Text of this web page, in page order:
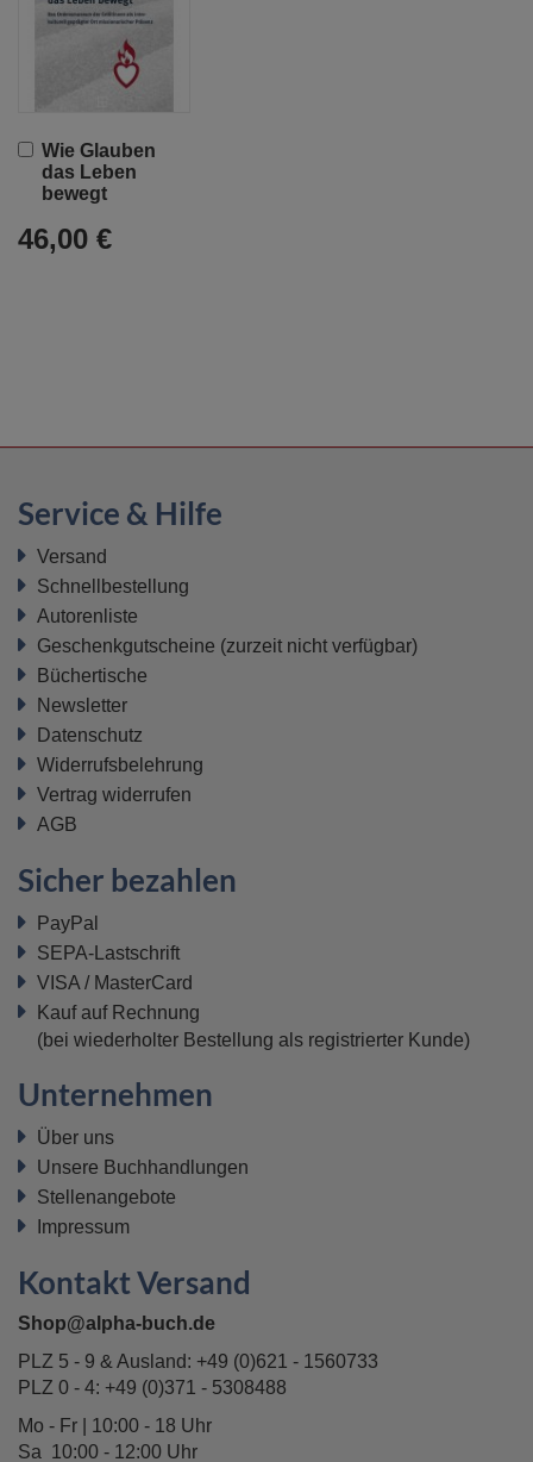
Wie Glauben
das Leben
bewegt
46,00 €
In
den
Warenkorb
Service & Hilfe
Versand
Schnellbestellung
Autorenliste
Geschenkgutscheine (zurzeit nicht verfügbar)
Büchertische
Newsletter
Datenschutz
Widerrufsbelehrung
Vertrag widerrufen
AGB
Sicher bezahlen
PayPal
SEPA-Lastschrift
VISA / MasterCard
Kauf auf Rechnung
(bei wiederholter Bestellung als registrierter Kunde)
Unternehmen
Über uns
Unsere Buchhandlungen
Stellenangebote
Impressum
Kontakt Versand
Shop@alpha-buch.de
PLZ 5 - 9 & Ausland: +49 (0)621 - 1560733
PLZ 0 - 4: +49 (0)371 - 5308488
Mo - Fr | 10:00 - 18 Uhr
Sa 10:00 - 12:00 Uhr